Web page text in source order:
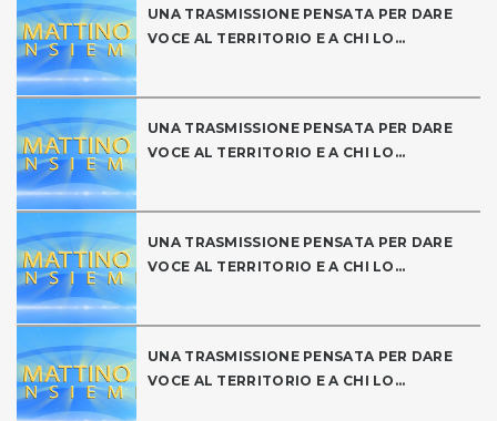
UNA TRASMISSIONE PENSATA PER DARE
VOCE AL TERRITORIO E A CHI LO...
UNA TRASMISSIONE PENSATA PER DARE
VOCE AL TERRITORIO E A CHI LO...
UNA TRASMISSIONE PENSATA PER DARE
VOCE AL TERRITORIO E A CHI LO...
UNA TRASMISSIONE PENSATA PER DARE
VOCE AL TERRITORIO E A CHI LO...